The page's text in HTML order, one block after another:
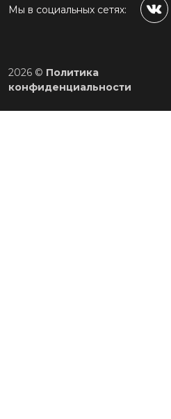
2026 © Политика
конфиденциальности
Мы в социальных сетях: